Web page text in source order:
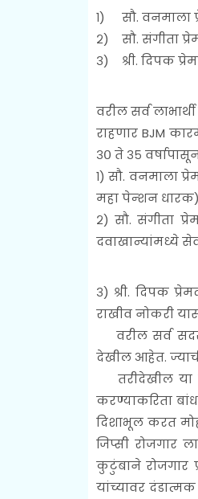
१)
सौ. वनमाला
२)
सौ. संगीता
३)
श्री. दिपक
वरील सर्व
राहणार BJM
३० ते ३५
१) सौ. वनमाला
महा पेन्शन धारक)
२) सौ. संगीता
दवाखान्यांमध्ये
३) श्री. दिपक
राखीव नोकरी
वरील सर्व
देखील आहेत.
तरीदेखील या
करण्याकरिता
दिशाभूल करत
जिप्सी रोजगार
कुटुंबाने रोजगार
यांच्यावर